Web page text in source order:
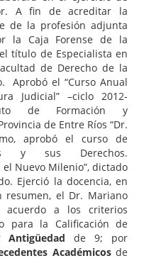
A fin de acreditar la
de la profesión adjunta
la Caja Forense de la
título de Especialista en
de Derecho de la
Aprobó el “Curso Anual
Judicial” –ciclo 2012-
de Formación y
de Entre Ríos “Dr.
aprobó el curso de
y sus Derechos.
Nuevo Milenio”, dictado
Ejerció la docencia, en
resumen, el Dr. Mariano
acuerdo a los criterios
para la Calificación de
Antigüedad de 9; por
Académicosde